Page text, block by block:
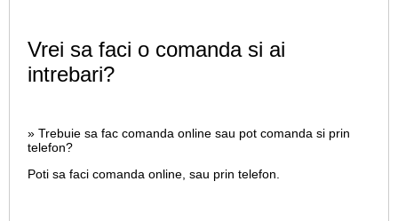
Vrei sa faci o comanda si ai
intrebari?
» Trebuie sa fac comanda online sau pot comanda si prin
telefon?
Poti sa faci comanda online, sau prin telefon.